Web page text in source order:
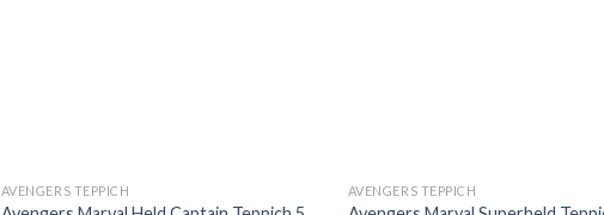
AVENGERS TEPPICH AVENGERS TEPPICH